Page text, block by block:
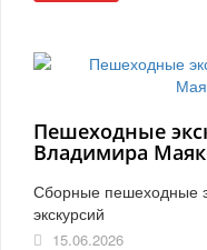
Пешеходные
Владимира
Сборные пешеходные
экскурсий
15.06.2026